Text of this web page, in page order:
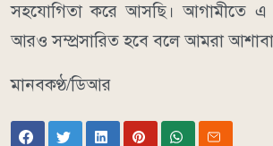
সহযোগিতা করে আসছি। আগামীতে এ
আরও সম্প্রসারিত হবে বলে আমরা
মানবকণ্ঠ/ডিআর